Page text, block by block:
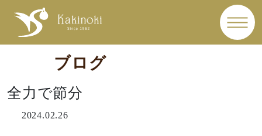
ブログ
全力で節分
2024.02.26